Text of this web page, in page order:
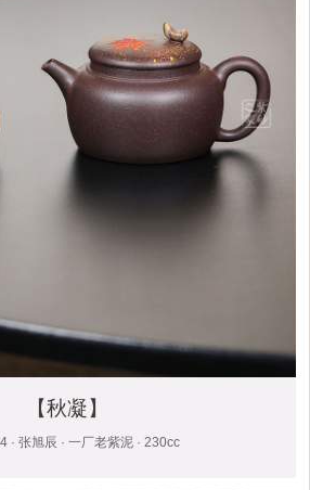
【秋凝】
· 张旭辰 · 一厂老紫泥 · 230cc